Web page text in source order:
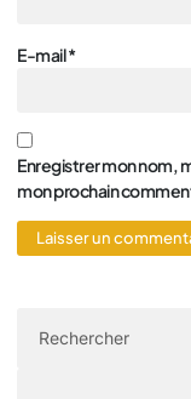
E-mail*
Enregistrer mon nom,
mon prochain